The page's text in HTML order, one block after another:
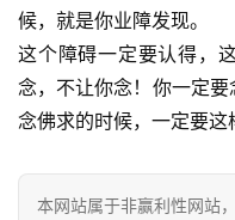
资
八
候，就是你业障发现。
这个障碍一定要认得，
念，不让你念！你一定
念佛求的时候，一定要这
本网站属于非赢利性网站